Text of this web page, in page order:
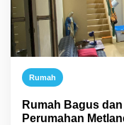
Rumah
Rumah Bagus
Perumahan